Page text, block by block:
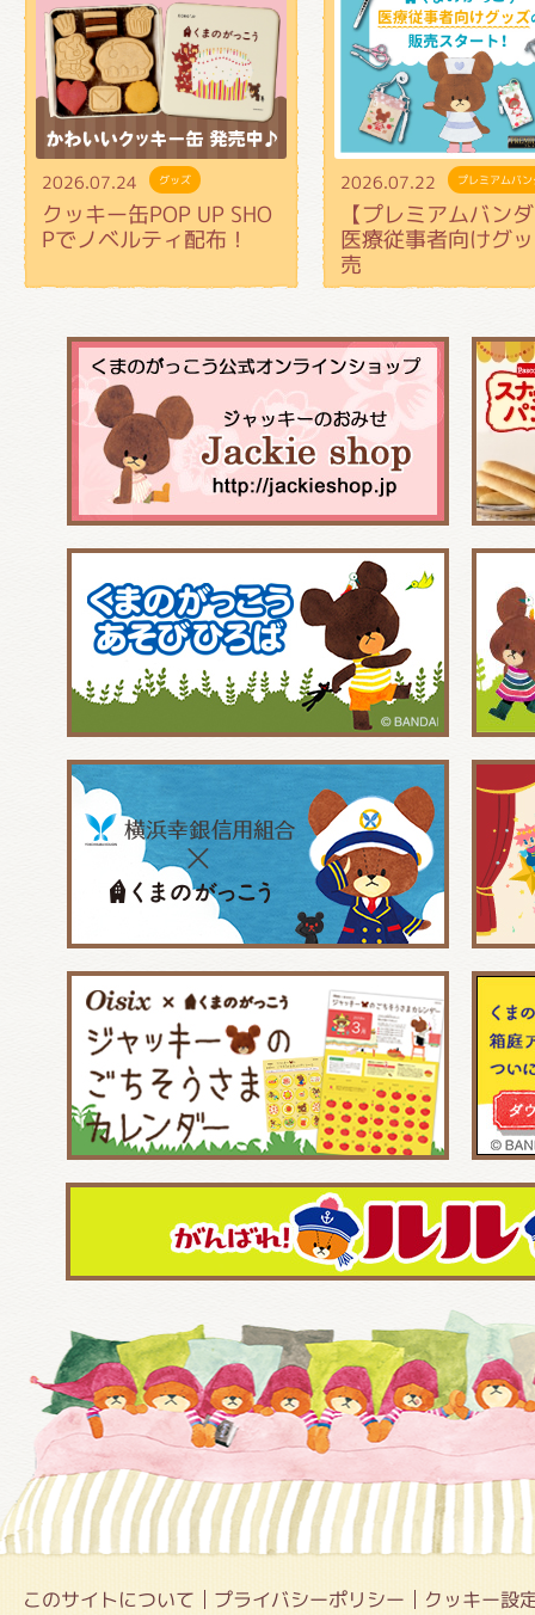
2026.07.24 グッズ
クッキー缶POP UP SHO
Pでノベルティ配布！
2026.07.22 プレミアムバ
【プレミアムバン
医療従事者向けグ
売
このサイトについて プライバシーポリシー クッキー設